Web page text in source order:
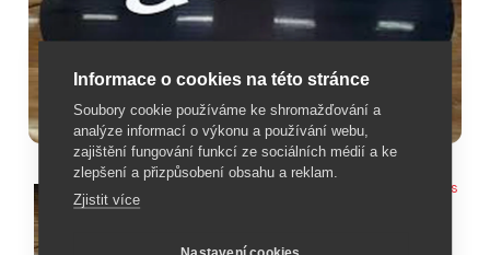
Adidas
Informace o cookies na této stránce
Soubory cookie používáme ke shromažďování a
analýze informací o výkonu a používání webu,
zajištění fungování funkcí ze sociálních médií a ke
zlepšení a přizpůsobení obsahu a reklam.
Zjistit více